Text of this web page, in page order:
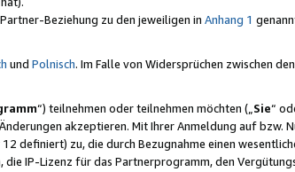
Beziehung zu den jeweiligen in Anhang 1
und Polnisch. Im Falle von Widersprüchen zwischen
“) teilnehmen oder teilnehmen möchten („Sie“
akzeptieren. Mit Ihrer Anmeldung auf bzw.
definiert) zu, die durch Bezugnahme einen
IP-Lizenz für das Partnerprogramm, den